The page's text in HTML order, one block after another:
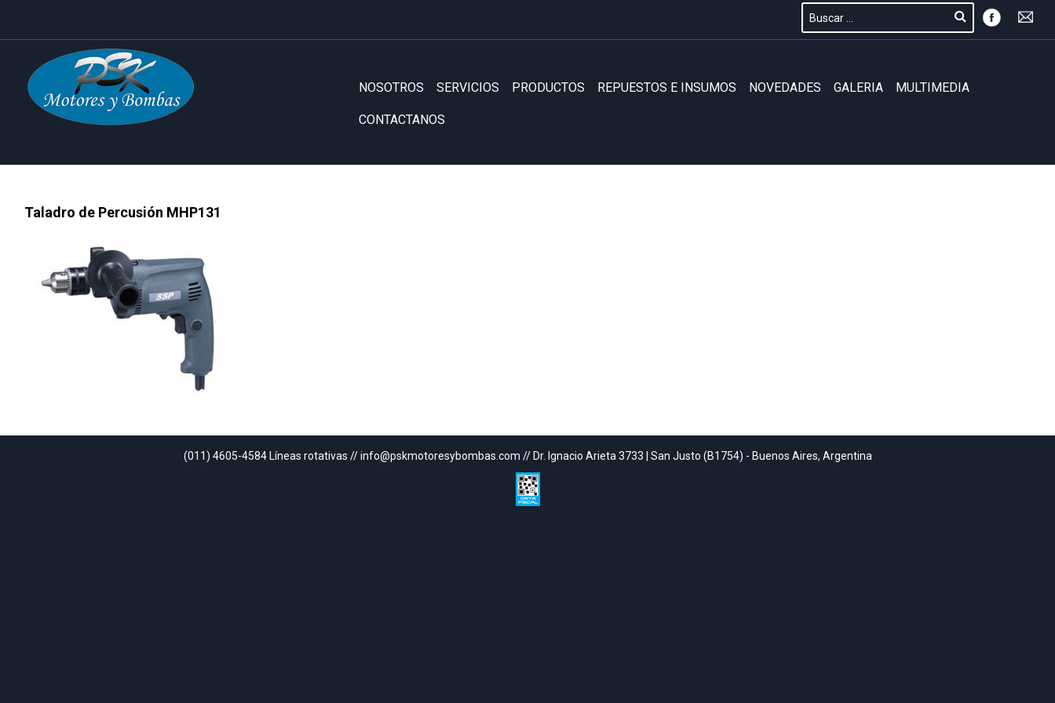
NOSOTROS SERVICIOS PRODUCTOS REPUESTOS E INSUMOS NOVEDADES GALERIA MULTIMEDIA
CONTACTANOS
Taladro de Percusión MHP131
(011) 4605-4584 Líneas rotativas // info@pskmotoresybombas.com // Dr. Ignacio Arieta 3733 | San Justo (B1754) - Buenos Aires, Argentina